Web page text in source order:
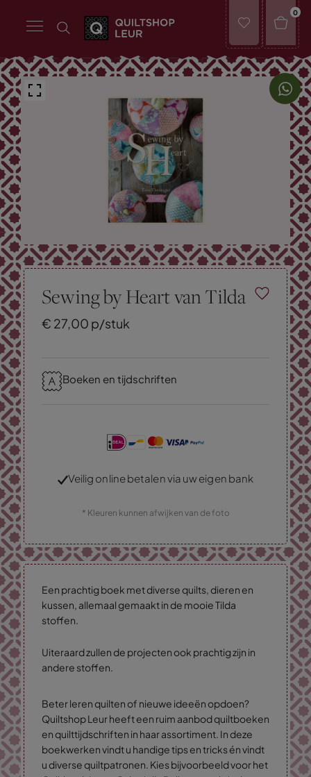
0
Sewing by Heart van Tilda
€ 27,00 p/stuk
Boeken en tijdschriften
Veilig online betalen via uw eigen bank
* Kleuren kunnen afwijken van de foto
Een prachtig boek met diverse quilts, dieren en
kussen, allemaal gemaakt in de mooie Tilda
stoffen.
Uiteraard zullen de projecten ook prachtig zijn in
andere stoffen.
Beter leren quilten of nieuwe ideeën opdoen?
Quiltshop Leur heeft een ruim aanbod quiltboeken
en quilttijdschriften in haar assortiment. In deze
boekwerken vindt u handige tips en tricks én vindt
u diverse quiltpatronen. Kies bijvoorbeeld voor het